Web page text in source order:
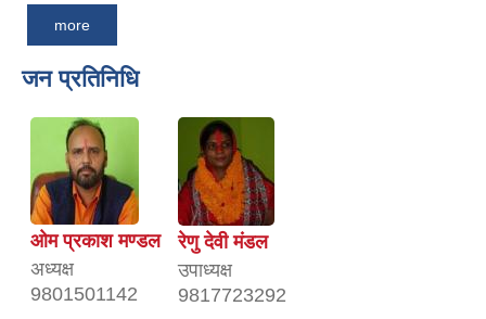
more
जन प्रतिनिधि
ओम प्रकाश मण्डल
अध्यक्ष
9801501142
रेणु देवी मंडल
उपाध्यक्ष
9817723292